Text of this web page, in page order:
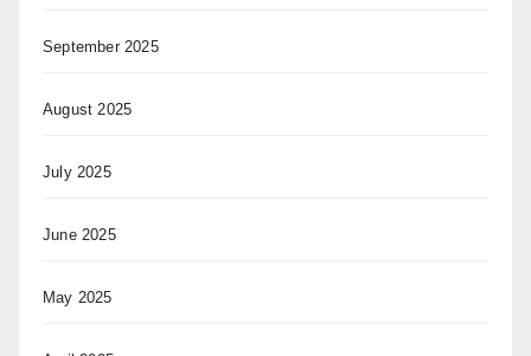
September 2025
August 2025
July 2025
June 2025
May 2025